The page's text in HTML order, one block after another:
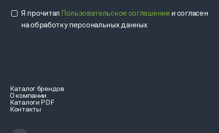
Каталог брендов
О компании
Каталоги PDF
Контакты
Я прочитал Пользовательское соглашение и согласен
на обработку персональных данных